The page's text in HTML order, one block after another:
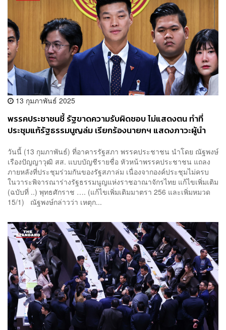
13 กุมภาพันธ์ 2025
พรรคประชาชนชี้ รัฐขาดความรับผิดชอบ ไม่แสดงตน ทำที่
ประชุมแก้รัฐธรรมนูญล่ม เรียกร้องนายกฯ แสดงภาวะผู้นำ
วันนี้ (13 กุมภาพันธ์) ที่อาคารรัฐสภา พรรคประชาชน นำโดย ณัฐพงษ์
เรืองปัญญาวุฒิ สส. แบบบัญชีรายชื่อ หัวหน้าพรรคประชาชน แถลง
ภายหลังที่ประชุมร่วมกันของรัฐสภาล่ม เนื่องจากองค์ประชุมไม่ครบ
ในวาระพิจารณาร่างรัฐธรรมนูญแห่งราชอาณาจักรไทย แก้ไขเพิ่มเติม
(ฉบับที่ ..) พุทธศักราช …. (แก้ไขเพิ่มเติมมาตรา 256 และเพิ่มหมวด
15/1) ณัฐพงษ์กล่าวว่า เหตุก...